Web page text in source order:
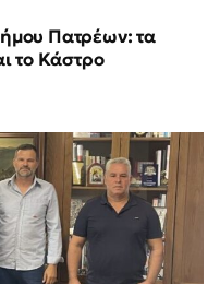
Πατρέων: τα
το Κάστρο